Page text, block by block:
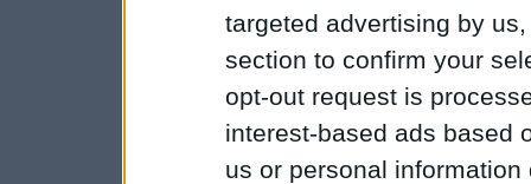
targeted advertising by
section to confirm your
opt-out request is
interest-based ads based
us or personal